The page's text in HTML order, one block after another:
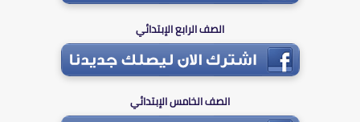
الصف الرابع الإبتدائي
الصف الخامس الإبتدائي